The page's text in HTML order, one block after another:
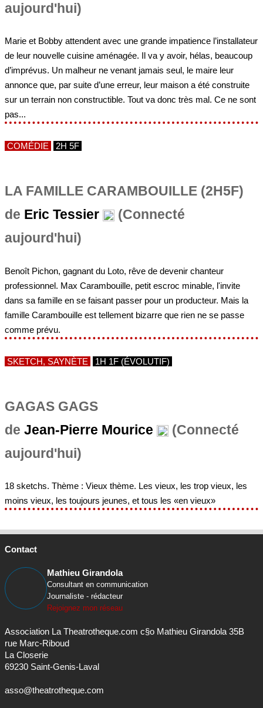
aujourd'hui)
Marie et Bobby attendent avec une grande impatience l’installateur
de leur nouvelle cuisine aménagée. Il va y avoir, hélas, beaucoup
d’imprévus. Un malheur ne venant jamais seul, le maire leur
annonce que, par suite d’une erreur, leur maison a été construite
sur un terrain non constructible. Tout va donc très mal. Ce ne sont
pas...
COMÉDIE 2H 5F
LA FAMILLE CARAMBOUILLE (2H5F)
de Eric Tessier
(Connecté
aujourd'hui)
Benoît Pichon, gagnant du Loto, rêve de devenir chanteur
professionnel. Max Carambouille, petit escroc minable, l'invite
dans sa famille en se faisant passer pour un producteur. Mais la
famille Carambouille est tellement bizarre que rien ne se passe
comme prévu.
SKETCH, SAYNÈTE 1H 1F (ÉVOLUTIF)
GAGAS GAGS
de Jean-Pierre Mourice
(Connecté
aujourd'hui)
18 sketchs. Thème : Vieux thème. Les vieux, les trop vieux, les
moins vieux, les toujours jeunes, et tous les «en vieux»
Contact
Mathieu Girandola
Consultant en communication
Journaliste - rédacteur
Rejoignez mon réseau
Association La Theatrotheque.com c§o Mathieu Girandola 35B
rue Marc-Riboud
La Closerie
69230 Saint-Genis-Laval
asso@theatrotheque.com